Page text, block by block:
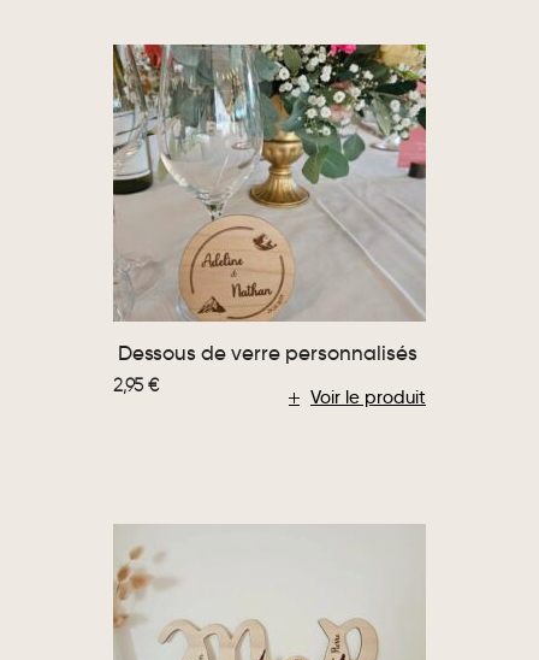
Voir le produit
Dessous de verre personnalisés
2,95 €